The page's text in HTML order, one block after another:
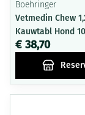
Boehringer
Vetmedin Chew
Kauwtabl Hond
€ 38,70